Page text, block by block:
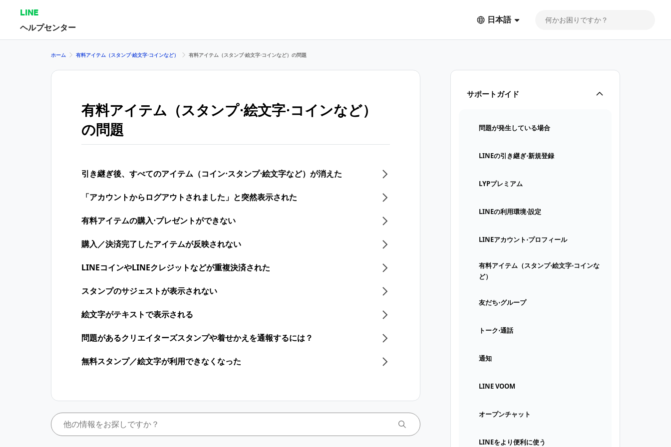
LINE
ヘルプセンター
日本語
サポートガイド
問題が発生している場合
LINEの引き継ぎ⋅新規登録
LYPプレミアム
LINEの利用環境⋅設定
LINEアカウント⋅プロフィール
有料アイテム（スタンプ⋅絵文字⋅コインな
ど）
友だち⋅グループ
トーク⋅通話
通知
LINE VOOM
オープンチャット
LINEをより便利に使う
ホーム 有料アイテム（スタンプ⋅絵文字⋅コインなど） 有料アイテム（スタンプ⋅絵文字⋅コインなど）の問題
有料アイテム（スタンプ⋅絵文字⋅コインなど）
の問題
引き継ぎ後、すべてのアイテム（コイン⋅スタンプ⋅絵文字など）が消えた
「アカウントからログアウトされました」と突然表示された
有料アイテムの購入⋅プレゼントができない
購入／決済完了したアイテムが反映されない
LINEコインや​LINEクレジットなどが​重複決済された​
スタンプのサジェストが表示されない
絵文字がテキストで表示される
問題があるクリエイターズスタンプや着せかえを通報するには？
無料スタンプ／絵文字が利用できなくなった